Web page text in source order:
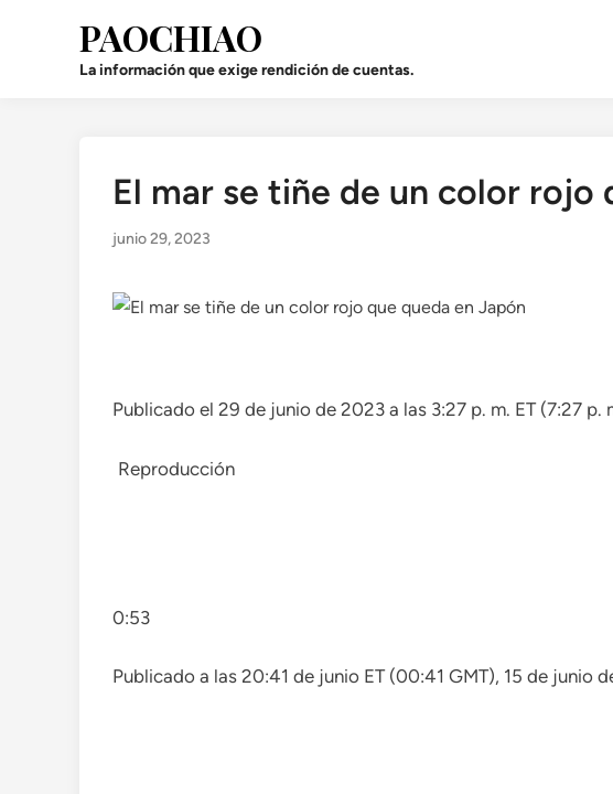
PAOCHIAO
La información que exige rendición de cuentas.
Publicado
El mar se tiñe de un color rojo
junio 29, 2023
Publicado el 29 de junio de 2023 a las 3:27 p. m. ET (7:27 p.
Reproducción
0:53
Publicado a las 20:41 de junio ET (00:41 GMT), 15 de junio